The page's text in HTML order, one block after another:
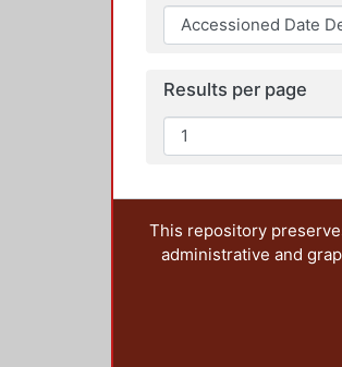
Results per page
This repository
administrative and